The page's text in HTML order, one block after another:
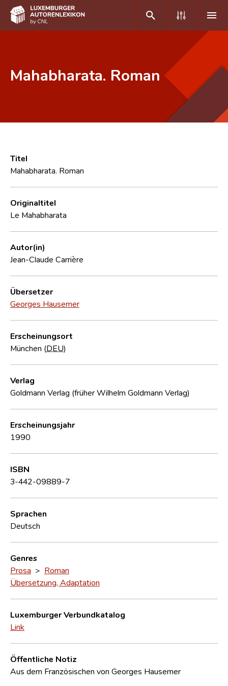
Häufige Fragen und Antworten
CNL
Forschungsgruppe
Kontakt
Mahabharata. Roman
Titel
Mahabharata. Roman
Originaltitel
Le Mahabharata
Autor(in)
Jean-Claude Carrière
Übersetzer
Georges Hausemer
Erscheinungsort
München (DEU)
Verlag
Goldmann Verlag (früher Wilhelm Goldmann Verlag)
Erscheinungsjahr
1990
ISBN
3-442-09889-7
Sprachen
Deutsch
Genres
Prosa > Roman
Übersetzung, Adaptation
Luxemburger Verbundkatalog
Link
Öffentliche Notiz
Aus dem Französischen von Georges Hausemer